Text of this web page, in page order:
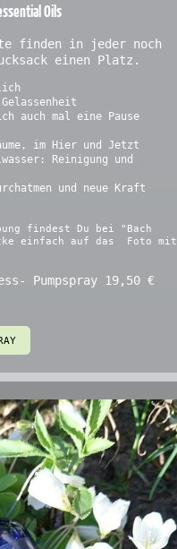
Oils
finden in jeder noch
einen Platz.
auch mal eine Pause
im Hier und Jetzt
Reinigung und
und neue Kraft
findest Du bei "Bach
einfach auf das Foto mit
Pumpspray 19,50 €